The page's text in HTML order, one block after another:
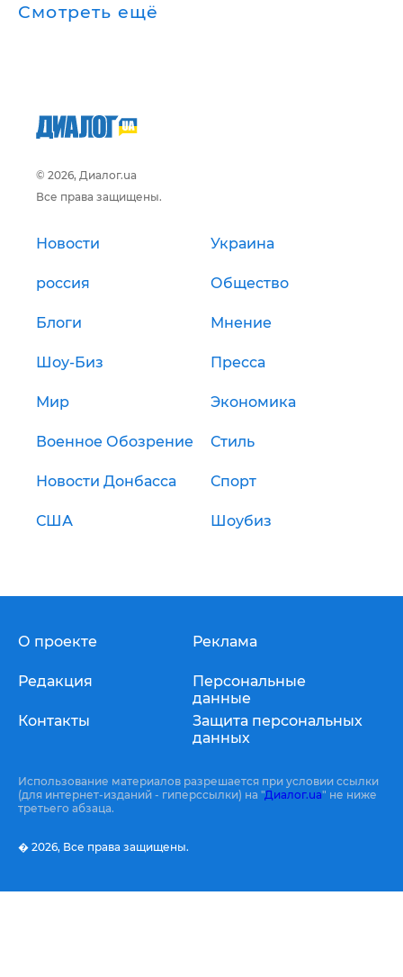
Смотреть ещё
© 2026, Диалог.ua
Все права защищены.
Новости Украина
россия Общество
Блоги Мнение
Шоу-Биз Пресса
Мир Экономика
Военное Обозрение Стиль
Новости Донбасса Спорт
США Шоубиз
О проекте
Редакция
Контакты
Реклама
Персональные
данные
Защита персональных
данных
Использование материалов разрешается при условии ссылки
(для интернет-изданий - гиперссылки) на "Диалог.ua" не ниже
третьего абзаца.
� 2026, Все права защищены.